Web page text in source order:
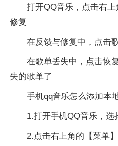
打开QQ音乐，点击右
修复
在反馈与修复中，点击
在歌单丢失中，点击恢
失的歌单了
手机qq音乐怎么添加本
1.打开手机QQ音乐，选
2.点击右上角的【菜单】